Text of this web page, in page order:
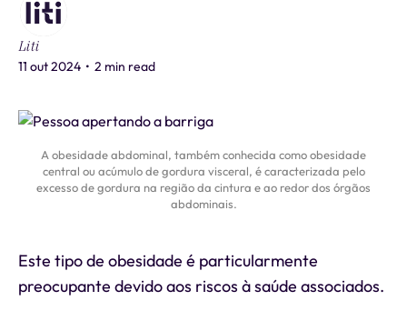
Liti
11 out 2024 • 2 min read
A obesidade abdominal, também conhecida como obesidade
central ou acúmulo de gordura visceral, é caracterizada pelo
excesso de gordura na região da cintura e ao redor dos órgãos
abdominais.
Este tipo de obesidade é particularmente
preocupante devido aos riscos à saúde associados.